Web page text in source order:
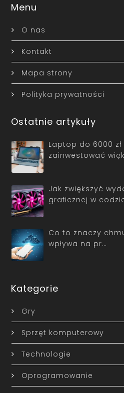
Menu
O nas
Kontakt
Mapa strony
Polityka prywatności
Ostatnie artykuły
Laptop do 6000
zainwestować
Jak zwiększyć
graficznej w
Co to znaczy
wpływa na pr…
Kategorie
Gry
Sprzęt komputerowy
Technologie
Oprogramowanie